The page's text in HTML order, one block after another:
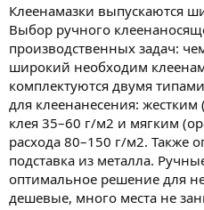
Клеенамазки выпускаются
Выбор ручного
производственных задач:
широкий необходим
комплектуются двумя
для клеенанесения: жестким
клея 35–60 г/м2 и мягким
расхода 80–150 г/м2. Также
подставка из металла.
оптимальное решение для
дешевые, много места не